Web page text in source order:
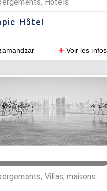
Hôtels
Hôtel
Voir les infos
Hébergements, Villas, maisons et appartements